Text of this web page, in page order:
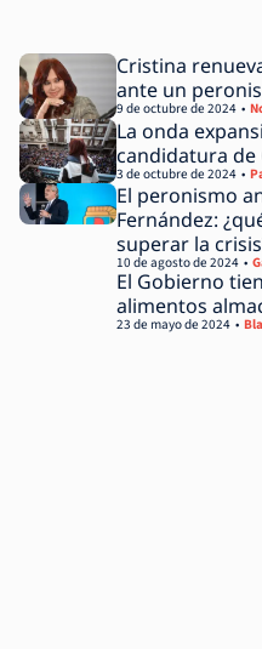
Cristina
ante un
9 de octubre de 2024
La onda
candidatura de
3 de octubre de 2024
El peronismo
Fernández:
superar la
10 de agosto de 2024
El Gobierno
alimentos
23 de mayo de 2024